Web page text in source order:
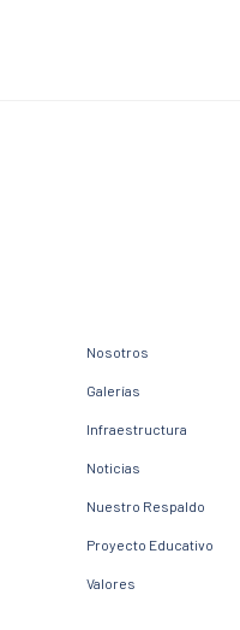
Nosotros
Galerías
Infraestructura
Noticias
Nuestro Respaldo
Proyecto Educativo
Valores